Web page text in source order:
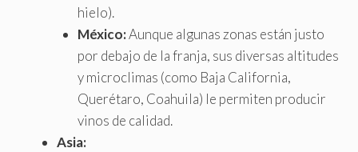
hielo).
México:Aunque algunas zonas están justo
por debajo de la franja, sus diversas altitudes
y microclimas (como Baja California,
Querétaro, Coahuila) le permiten producir
vinos de calidad.
Asia: